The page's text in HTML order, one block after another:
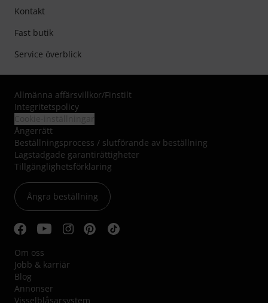
Kontakt
Fast butik
Service överblick
Allmänna affärsvillkor/Finstilt
Integritetspolicy
Ångerrätt
Beställningsprocess / slutförande av beställning
Lagstadgade garantirättigheter
Tillgänglighetsförklaring
Ångra beställning
Om oss
Jobb & karriär
Blog
Annonser
Visselblåsarsystem